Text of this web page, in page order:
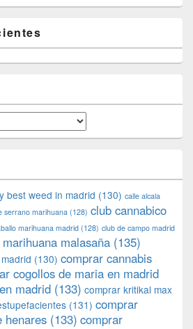
best weed in madrid (130) calle alcala
serrano marihuana(128) club cannabico
marihuana madrid (128) club de campo madrid
malasaña (135)
(130) comprar cannabis
cogollos de maria en madrid
madrid (133) comprar kritikal max
(131) comprar
henares (133) comprar